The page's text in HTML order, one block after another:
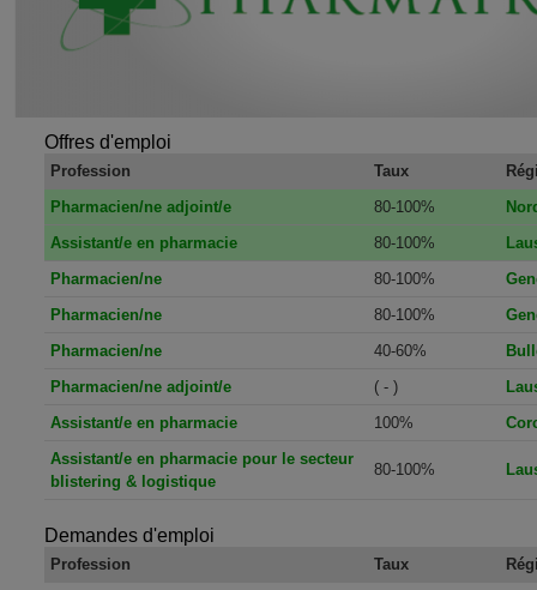
Offres d'emploi
Profession Taux
Pharmacien/ne adjoint/e
80-100%
Assistant/e en pharmacie
80-100%
Pharmacien/ne
80-100%
Pharmacien/ne
80-100%
Pharmacien/ne
40-60%
Pharmacien/ne adjoint/e
( - )
Assistant/e en pharmacie
100%
Assistant/e en pharmacie pour le secteur
blistering & logistique
80-100%
Demandes d'emploi
Profession Taux